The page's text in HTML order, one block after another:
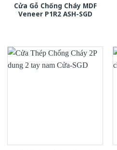
Cửa Gỗ Chống Cháy MDF
Veneer P1R2 ASH-SGD